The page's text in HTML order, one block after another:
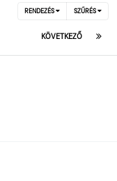
RENDEZÉS SZŰRÉS
KÖVETKEZŐ